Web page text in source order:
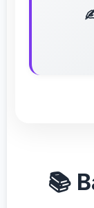
📚